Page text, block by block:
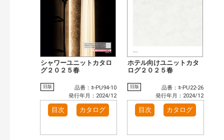
シャワーユニットカタロ
グ２０２５春
旧版
品番：ﾖ-PU94-10
発行年月：2024/12
目次 カタログ
ホテル向けユニットカタ
ログ２０２５春
旧版
品番：ﾖ-PU22-26
発行年月：2024/12
目次 カタログ